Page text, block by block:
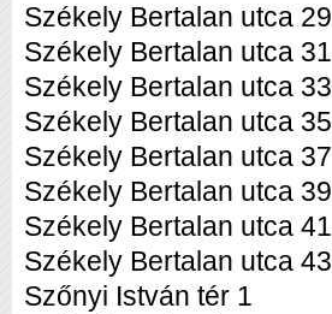
Székely Bertalan utca 29
Székely Bertalan utca 31
Székely Bertalan utca 33
Székely Bertalan utca 35
Székely Bertalan utca 37
Székely Bertalan utca 39
Székely Bertalan utca 41
Székely Bertalan utca 43
Szőnyi István tér 1